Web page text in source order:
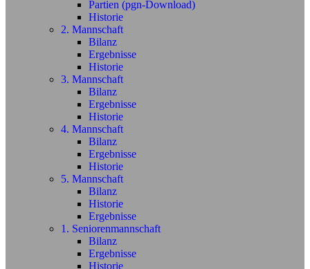
Partien (pgn-Download)
Historie
2. Mannschaft
Bilanz
Ergebnisse
Historie
3. Mannschaft
Bilanz
Ergebnisse
Historie
4. Mannschaft
Bilanz
Ergebnisse
Historie
5. Mannschaft
Bilanz
Historie
Ergebnisse
1. Seniorenmannschaft
Bilanz
Ergebnisse
Historie